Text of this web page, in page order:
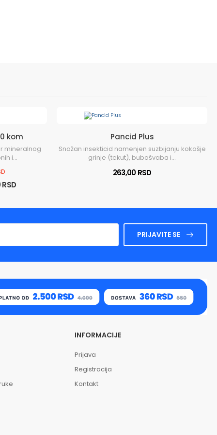
kom
mineralnog
i...
Pancid Plus
Snažan insekticid namenjen suzbijanju kokošje
grinje (tekut), bubašvaba i...
263,00 RSD
PRIJAVITE SE
INFORMACIJE
Prijava
Registracija
Kontakt